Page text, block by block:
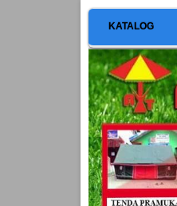
KATALOG